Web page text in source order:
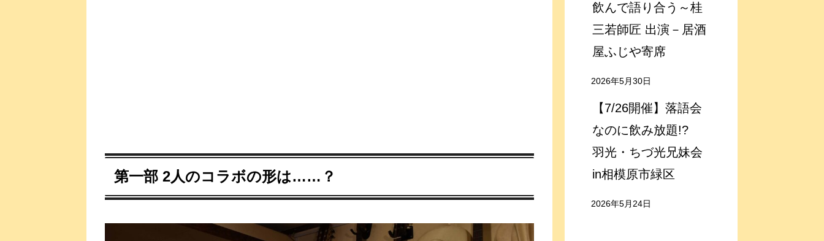
第一部 2人のコラボの形は……？
飲んで語り合う～桂
三若師匠 出演－居酒
屋ふじや寄席
2026年5月30日
【7/26開催】落語会
なのに飲み放題!?
羽光・ちづ光兄妹会
in相模原市緑区
2026年5月24日